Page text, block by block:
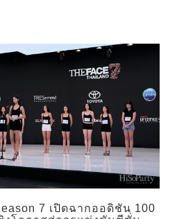
7 เปิดฉากออดิชัน 100